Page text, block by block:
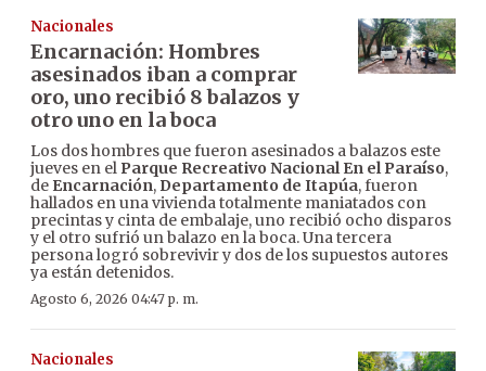
Nacionales
Encarnación: Hombres
asesinados iban a comprar
oro, uno recibió 8 balazos y
otro uno en la boca
Los dos hombres que fueron asesinados a balazos este
jueves en el Parque Recreativo Nacional En el Paraíso,
de Encarnación, Departamento de Itapúa, fueron
hallados en una vivienda totalmente maniatados con
precintas y cinta de embalaje, uno recibió ocho disparos
y el otro sufrió un balazo en la boca. Una tercera
persona logró sobrevivir y dos de los supuestos autores
ya están detenidos.
Agosto 6, 2026 04:47 p. m.
Nacionales